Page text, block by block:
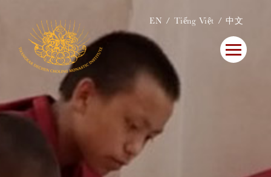
EN Tiếng Việt 中文